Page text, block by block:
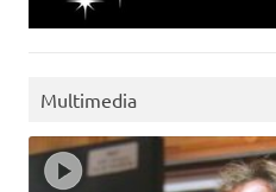
Multimedia